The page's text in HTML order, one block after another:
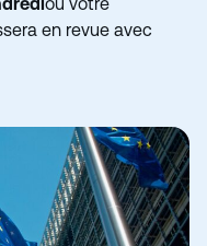
en revue avec